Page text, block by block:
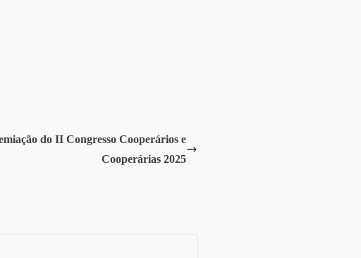
do II Congresso Cooperários e
Cooperárias 2025